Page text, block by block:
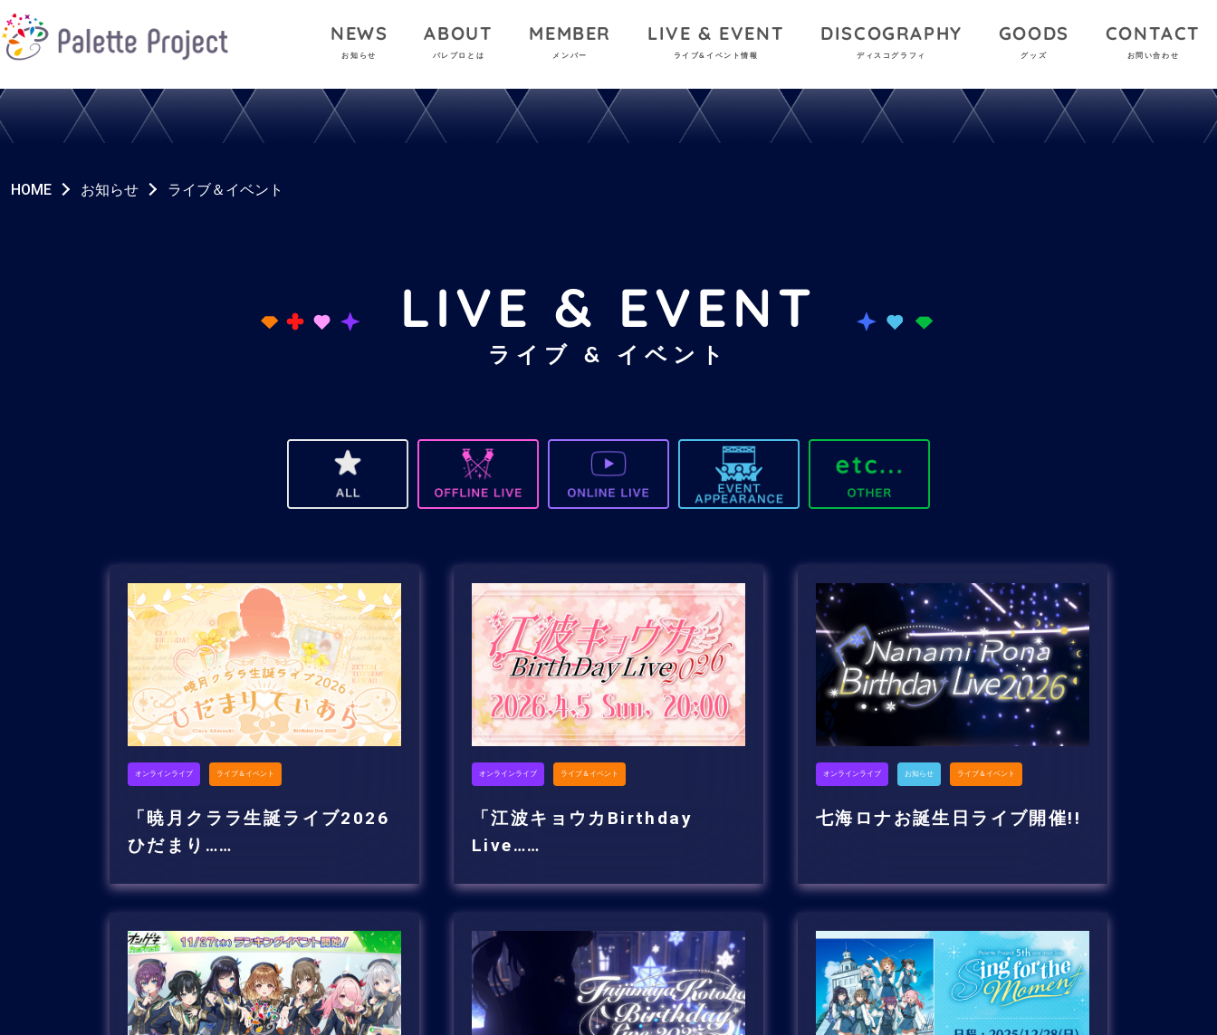
NEWS
お知らせ
ABOUT
パレプロとは
MEMBER
メンバー
LIVE & EVENT
ライブ&イベント情報
DISCOGRAPHY
ディスコグラフィ
GOODS
グッズ
CONTACT
お問い合わせ
HOME お知らせ ライブ＆イベント
LIVE & EVENT
ライブ & イベント
オンラインライブ ライブ＆イベント
「暁月クララ生誕ライブ2026
ひだまり……
オンラインライブ ライブ＆イベント
「江波キョウカBirthday
Live……
オンラインライブ お知らせ ライブ＆イベント
七海ロナお誕生日ライブ開催!!